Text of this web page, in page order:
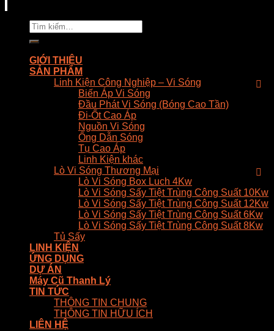
Tìm
kiếm:
GIỚI THIỆU
SẢN PHẨM
Linh Kiện Công Nghiệp – Vi Sóng
Biến Áp Vi Sóng
Đầu Phát Vi Sóng (Bóng Cao Tần)
Đi-Ốt Cao Áp
Nguồn Vi Sóng
Ống Dẫn Sóng
Tụ Cao Áp
Linh Kiện khác
Lò Vi Sóng Thương Mại
Lò Vi Sóng Box Luch 4Kw
Lò Vi Sóng Sấy Tiệt Trùng Công Suất 10Kw
Lò Vi Sóng Sấy Tiệt Trùng Công Suất 12Kw
Lò Vi Sóng Sấy Tiệt Trùng Công Suất 6Kw
Lò Vi Sóng Sấy Tiệt Trùng Công Suất 8Kw
Tủ Sấy
LINH KIỆN
ỨNG DỤNG
DỰ ÁN
Máy Cũ Thanh Lý
TIN TỨC
THÔNG TIN CHUNG
THÔNG TIN HỮU ÍCH
LIÊN HỆ